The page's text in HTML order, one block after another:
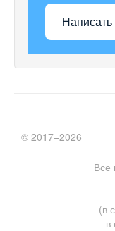
Написать
Все
(в
в
© 2017–2026